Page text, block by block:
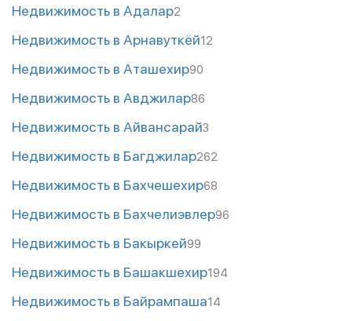
Недвижимость в Адалар2
Недвижимость в Арнавуткёй12
Недвижимость в Аташехир90
Недвижимость в Авджилар86
Недвижимость в Айвансарай3
Недвижимость в Багджилар262
Недвижимость в Бахчешехир68
Недвижимость в Бахчелиэвлер96
Недвижимость в Бакыркей99
Недвижимость в Башакшехир194
Недвижимость в Байрампаша14